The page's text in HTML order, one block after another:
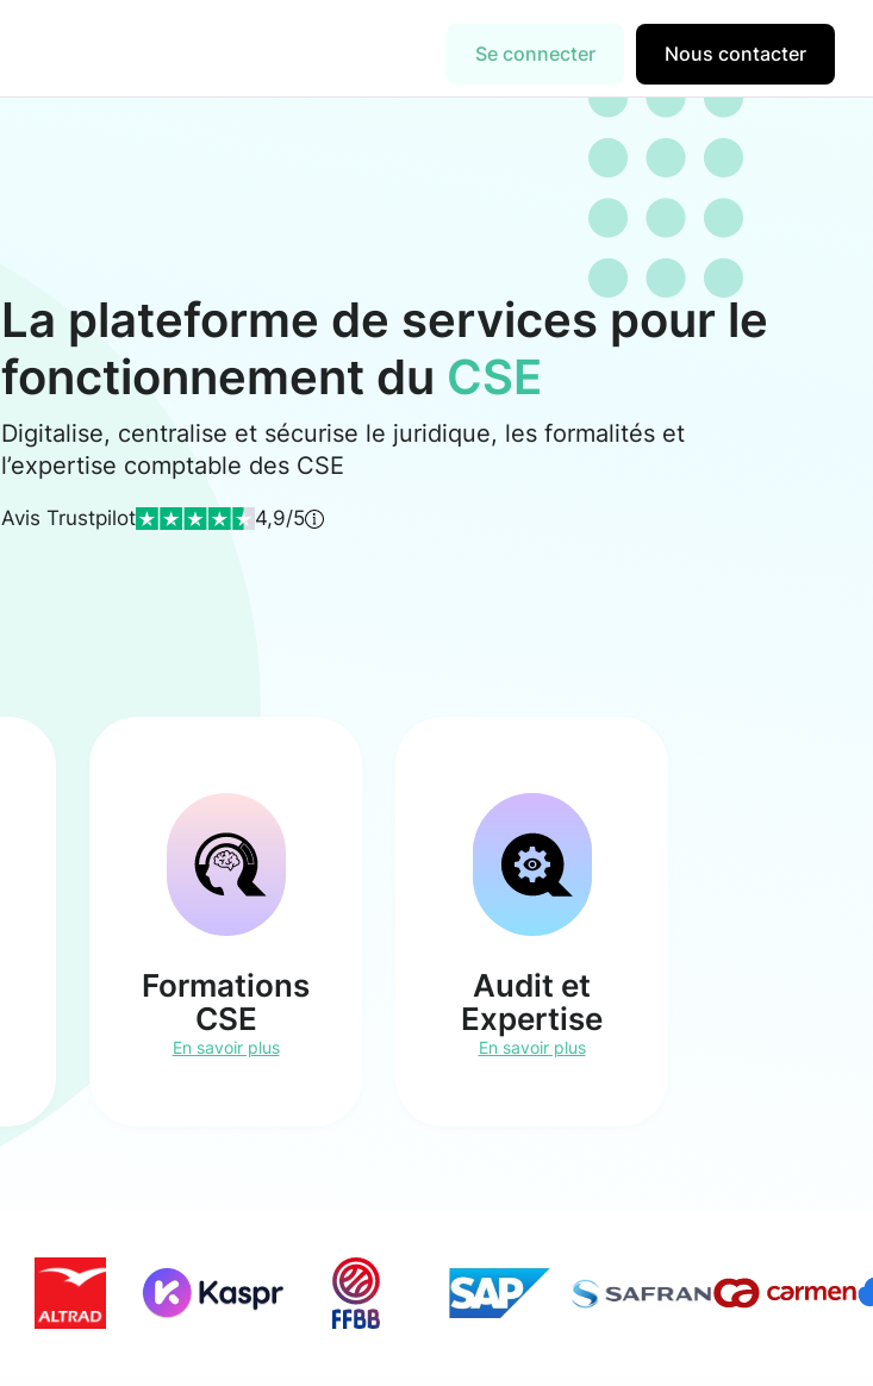
Se connecter Nous contacter
La plateforme de services pour le
fonctionnement du CSE
Digitalise, centralise et sécurise le juridique, les formalités et
l’expertise comptable des CSE
Avis Trustpilot 4,9/5
Formations
CSE
En savoir plus
Audit et
Expertise
En savoir plus